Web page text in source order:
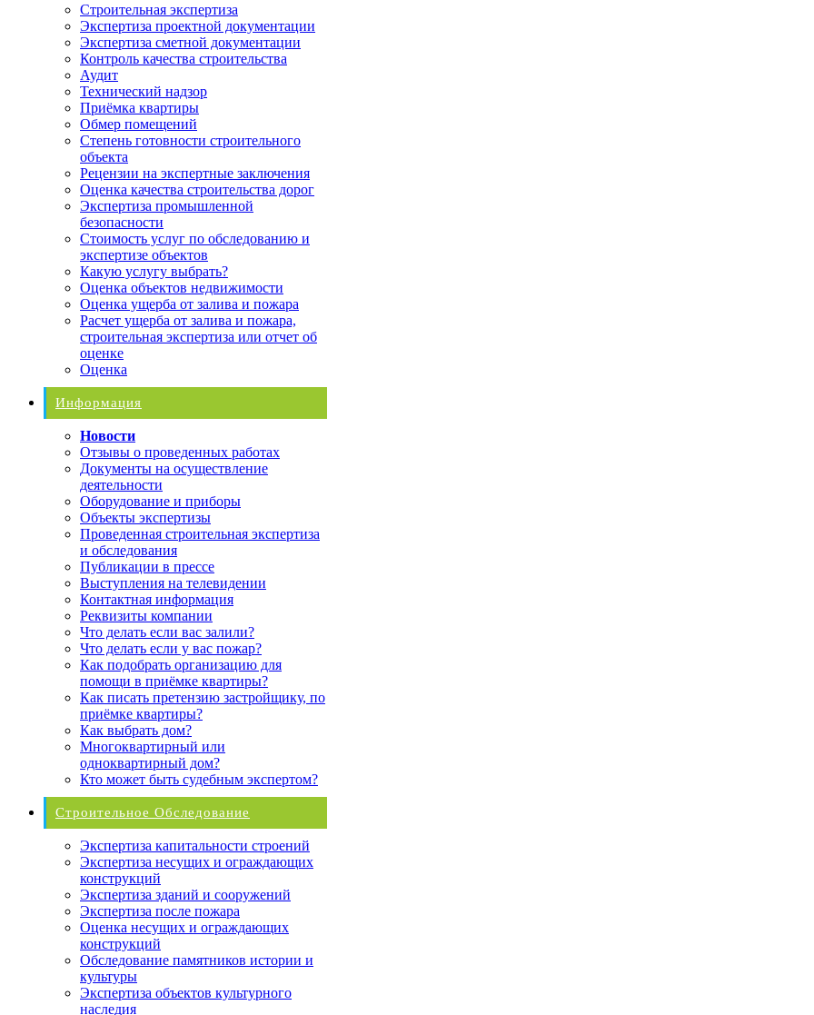
Строительная экспертиза
Экспертиза проектной документации
Экспертиза сметной документации
Контроль качества строительства
Аудит
Технический надзор
Приёмка квартиры
Обмер помещений
Степень готовности строительного
объекта
Рецензии на экспертные заключения
Оценка качества строительства дорог
Экспертиза промышленной
безопасности
Стоимость услуг по обследованию и
экспертизе объектов
Какую услугу выбрать?
Оценка объектов недвижимости
Оценка ущерба от залива и пожара
Расчет ущерба от залива и пожара,
строительная экспертиза или отчет об
оценке
Оценка
Информация
Новости
Отзывы о проведенных работах
Документы на осуществление
деятельности
Оборудование и приборы
Объекты экспертизы
Проведенная строительная экспертиза
и обследования
Публикации в прессе
Выступления на телевидении
Контактная информация
Реквизиты компании
Что делать если вас залили?
Что делать если у вас пожар?
Как подобрать организацию для
помощи в приёмке квартиры?
Как писать претензию застройщику, по
приёмке квартиры?
Как выбрать дом?
Многоквартирный или
одноквартирный дом?
Кто может быть судебным экспертом?
Строительное Обследование
Экспертиза капитальности строений
Экспертиза несущих и ограждающих
конструкций
Экспертиза зданий и сооружений
Экспертиза после пожара
Оценка несущих и ограждающих
конструкций
Обследование памятников истории и
культуры
Экспертиза объектов культурного
наследия